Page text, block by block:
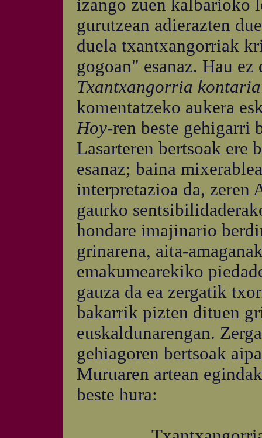
izango zuen kalbarioko
gurutzean adierazten
duela txantxangorriak
gogoan" esanaz. Hau
Txantxangorria
komentatzeko aukera
Hoy-ren beste gehigarri
Lasarteren bertsoak ere
esanaz; baina
interpretazioa da, zeren
gaurko
hondare imajinario
grinarena, aita-
emakumearekiko
gauza da ea zergatik
bakarrik pizten dituen
euskaldunarengan.
gehiagoren bertsoak
Muruaren artean
beste hura: